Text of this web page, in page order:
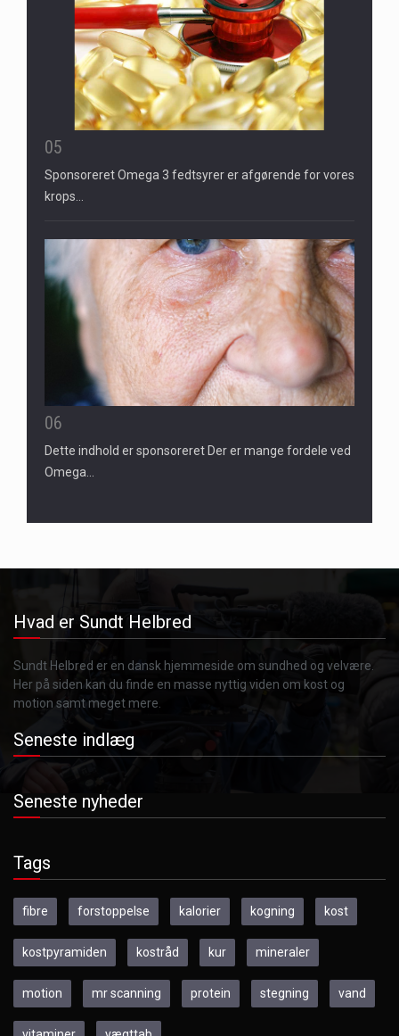
05
Sponsoreret Omega 3 fedtsyrer er afgørende for vores
krops…
06
Dette indhold er sponsoreret Der er mange fordele ved
Omega…
Hvad er Sundt Helbred
Sundt Helbred er en dansk hjemmeside om sundhed og velvære.
Her på siden kan du finde en masse nyttig viden om kost og
motion samt meget mere.
Seneste indlæg
Seneste nyheder
Tags
fibre forstoppelse kalorier kogning kost
kostpyramiden kostråd kur mineraler
motion mr scanning protein stegning vand